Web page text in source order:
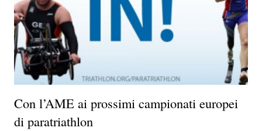
Con l’AME ai prossimi campionati europei
di paratriathlon